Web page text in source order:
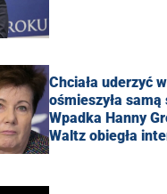
Chciała uderzyć
ośmieszyła samą
Wpadka Hanny
Waltz obiegła